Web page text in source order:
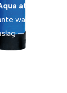
at Home
waterdruk
— ook bij